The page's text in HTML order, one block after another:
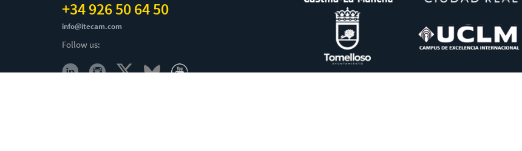
+34 926 50 64 50
info@itecam.com
Follow us: